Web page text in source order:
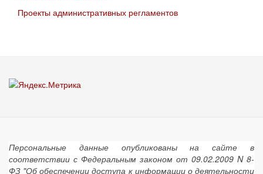
Проекты административных регламентов
Персональные данные опубликованы на сайте в
соответствии с Федеральным законом от 09.02.2009 N 8-
ФЗ "Об обеспечении доступа к информации о деятельности